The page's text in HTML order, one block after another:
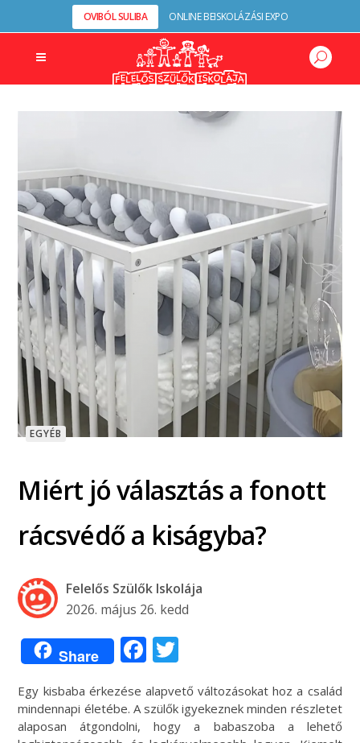
OVIBÓL SULIBA ONLINE BEISKOLÁZÁSI EXPO
EGYÉB
Miért jó választás a fonott
rácsvédő a kiságyba?
Felelős Szülők Iskolája
2026. május 26. kedd
Share Facebook
Egy kisbaba érkezése alapvető változásokat hoz a család
mindennapi életébe. A szülők igyekeznek minden részletet
alaposan átgondolni, hogy a babaszoba a lehető